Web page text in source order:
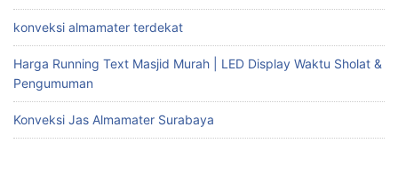
konveksi almamater terdekat
Harga Running Text Masjid Murah | LED Display Waktu Sholat &
Pengumuman
Konveksi Jas Almamater Surabaya